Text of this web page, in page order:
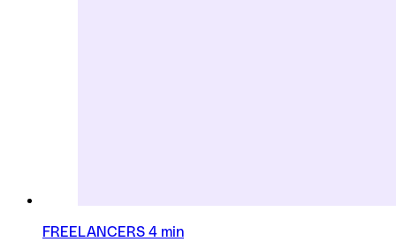
FREELANCERS 4 min